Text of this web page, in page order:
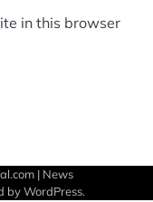
in this browser
| News
byWordPress.